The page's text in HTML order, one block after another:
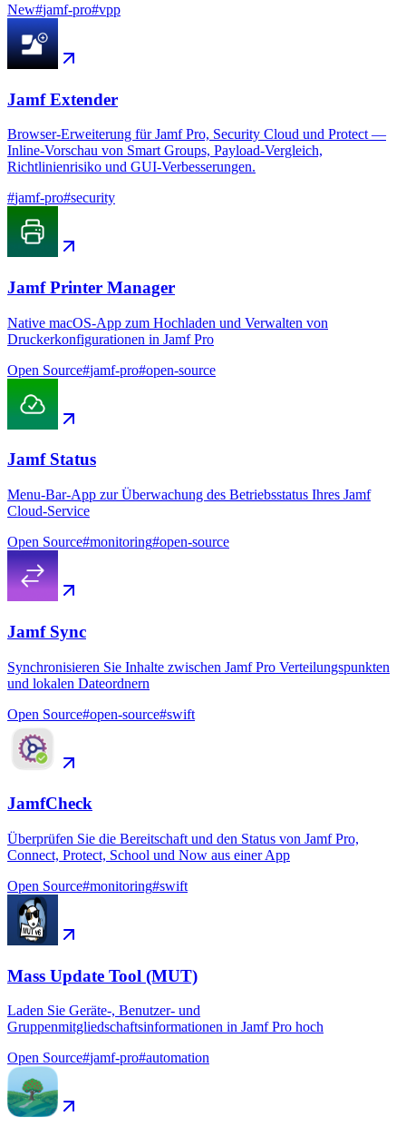
New#jamf-pro#vpp
Jamf Extender
Browser-Erweiterung für Jamf Pro, Security Cloud und Protect —
Inline-Vorschau von Smart Groups, Payload-Vergleich,
Richtlinienrisiko und GUI-Verbesserungen.
#jamf-pro#security
Jamf Printer Manager
Native macOS-App zum Hochladen und Verwalten von
Druckerkonfigurationen in Jamf Pro
Open Source#jamf-pro#open-source
Jamf Status
Menu-Bar-App zur Überwachung des Betriebsstatus Ihres Jamf
Cloud-Service
Open Source#monitoring#open-source
Jamf Sync
Synchronisieren Sie Inhalte zwischen Jamf Pro Verteilungspunkten
und lokalen Dateordnern
Open Source#open-source#swift
JamfCheck
Überprüfen Sie die Bereitschaft und den Status von Jamf Pro,
Connect, Protect, School und Now aus einer App
Open Source#monitoring#swift
Mass Update Tool (MUT)
Laden Sie Geräte-, Benutzer- und
Gruppenmitgliedschaftsinformationen in Jamf Pro hoch
Open Source#jamf-pro#automation